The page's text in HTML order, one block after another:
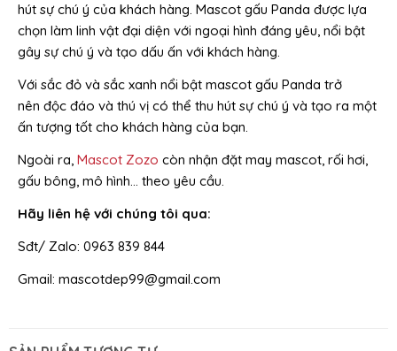
hút sự chú ý của khách hàng. Mascot gấu Panda được lựa
chọn làm linh vật đại diện với ngoại hình đáng yêu, nổi bật
gây sự chú ý và tạo dấu ấn với khách hàng.
Với sắc đỏ và sắc xanh nổi bật mascot gấu Panda trở
nên độc đáo và thú vị có thể thu hút sự chú ý và tạo ra một
ấn tượng tốt cho khách hàng của bạn.
Ngoài ra, Mascot Zozo còn nhận đặt may mascot, rối hơi,
gấu bông, mô hình… theo yêu cầu.
Hãy liên hệ với chúng tôi qua:
Sđt/ Zalo: 0963 839 844
Gmail: mascotdep99@gmail.com